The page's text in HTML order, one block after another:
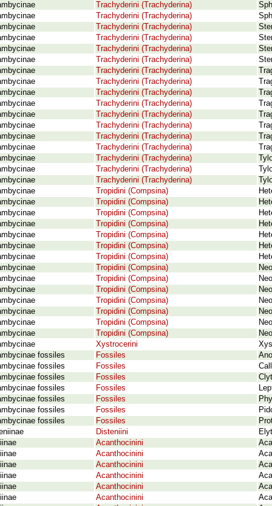
Trachyderini (Trachyderina)
Trachyderini (Trachyderina)
Trachyderini (Trachyderina)
Trachyderini (Trachyderina)
Trachyderini (Trachyderina)
Trachyderini (Trachyderina)
Trachyderini (Trachyderina)
Trachyderini (Trachyderina)
Trachyderini (Trachyderina)
Trachyderini (Trachyderina)
Trachyderini (Trachyderina)
Trachyderini (Trachyderina)
Trachyderini (Trachyderina)
Trachyderini (Trachyderina)
Trachyderini (Trachyderina)
Trachyderini (Trachyderina)
Trachyderini (Trachyderina)
Tropidini (Compsina)
Tropidini (Compsina)
Tropidini (Compsina)
Tropidini (Compsina)
Tropidini (Compsina)
Tropidini (Compsina)
Tropidini (Compsina)
Tropidini (Compsina)
Tropidini (Compsina)
Tropidini (Compsina)
Tropidini (Compsina)
Tropidini (Compsina)
Tropidini (Compsina)
Tropidini (Compsina)
Xystrocerini
fossiles
Fossiles
fossiles
Fossiles
fossiles
Fossiles
fossiles
Fossiles
fossiles
Fossiles
fossiles
Fossiles
fossiles
Fossiles
Disteniini
Acanthocinini
Acanthocinini
Acanthocinini
Acanthocinini
Acanthocinini
Acanthocinini